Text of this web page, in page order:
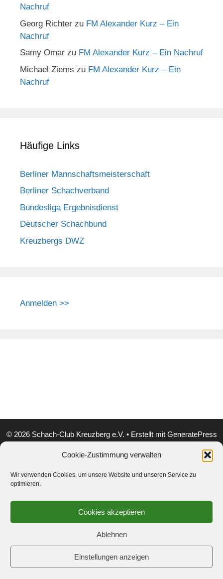
Cookie-Zustimmung verwalten
Wir verwenden Cookies, um unsere Website und unseren Service zu
optimieren.
Cookies akzeptieren
Ablehnen
Einstellungen anzeigen
Nachruf
Georg Richter zu FM Alexander Kurz – Ein
Nachruf
Samy Omar zu FM Alexander Kurz – Ein Nachruf
Michael Ziems zu FM Alexander Kurz – Ein
Nachruf
Häufige Links
Berliner Mannschaftsmeisterschaft
Berliner Schachverband
Bundesliga Ergebnisdienst
Deutscher Schachbund
Kreuzbergs DWZ
Anmelden >>
© 2026 Schach-Club Kreuzberg e.V. • Erstellt mit GeneratePress